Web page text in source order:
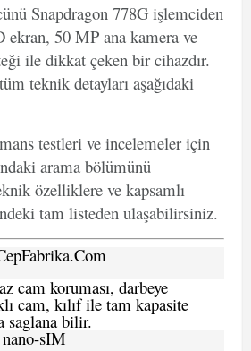
Snapdragon 778G işlemciden
50 MP ana kamera ve
ile dikkat çeken bir cihazdır.
teknik detayları aşağıdaki
testleri ve incelemeler için
arama bölümünü
özelliklere ve kapsamlı
tam listeden ulaşabilirsiniz.
cam koruması, darbeye
cam, kılıf ile tam kapasite
saglana bilir.
sIM